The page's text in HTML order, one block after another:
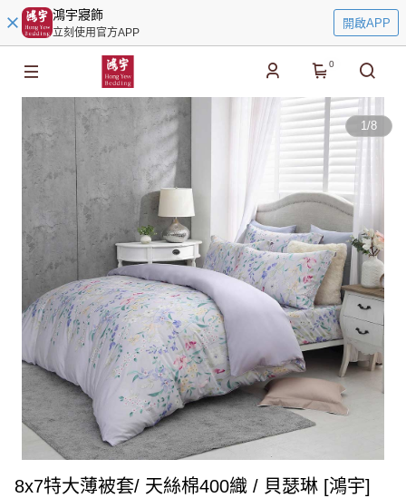
鴻宇寢飾
立刻使用官方APP
開啟APP
0
1/8
8x7特大薄被套/ 天絲棉400織 / 貝瑟琳 [鴻宇]